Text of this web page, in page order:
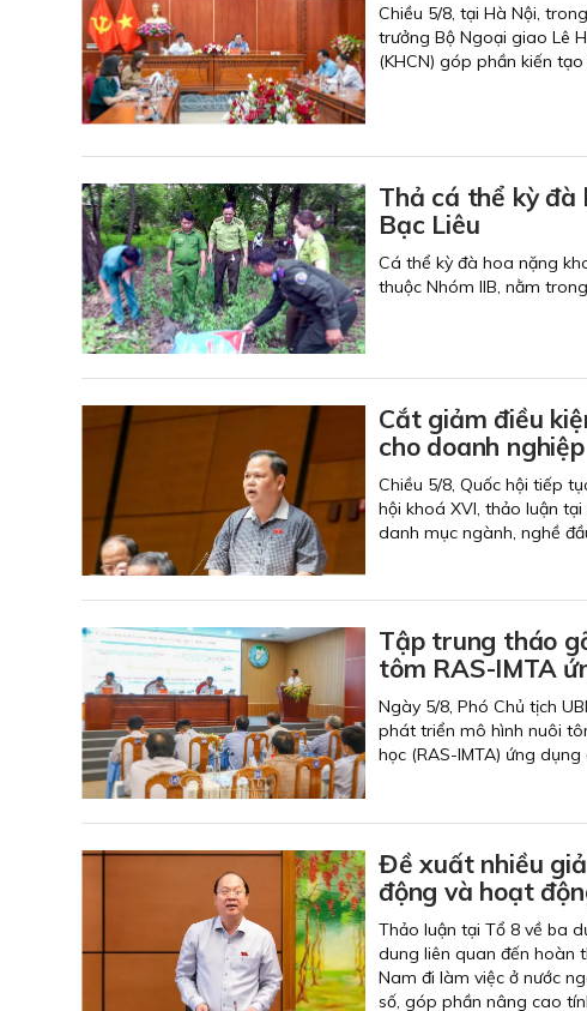
Chiều 5/8, tại Hà Nội,
trưởng Bộ Ngoại giao Lê
(KHCN) góp phần kiến
Thả cá thể kỳ đà
Bạc Liêu
Cá thể kỳ đà hoa nặng
thuộc Nhóm IIB, nằm
Cắt giảm điều
cho doanh nghiệp
Chiều 5/8, Quốc hội tiếp
hội khoá XVI, thảo luận
danh mục ngành, nghề
Tập trung tháo
tôm RAS-IMTA
Ngày 5/8, Phó Chủ tịch
phát triển mô hình nuôi
học (RAS-IMTA) ứng
Đề xuất nhiều
động và hoạt
Thảo luận tại Tổ 8 về ba
dung liên quan đến hoàn
Nam đi làm việc ở nước
số, góp phần nâng cao